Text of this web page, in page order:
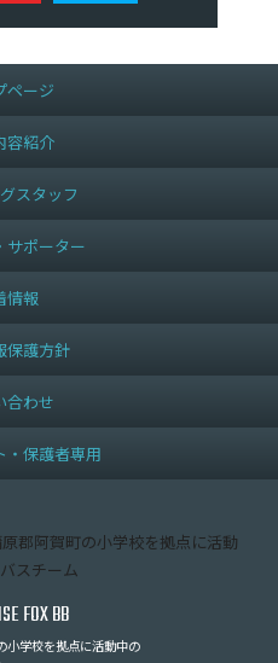
ページ
容紹介
スタッフ
サポーター
情報
保護方針
合わせ
・保護者専用
FOX BB
小学校を拠点に活動中の